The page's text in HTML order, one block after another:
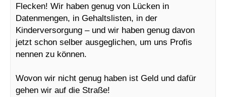
Flecken! Wir haben genug von Lücken in
Datenmengen, in Gehaltslisten, in der
Kinderversorgung – und wir haben genug davon
jetzt schon selber ausgeglichen, um uns Profis
nennen zu können.
Wovon wir nicht genug haben ist Geld und dafür
gehen wir auf die Straße!